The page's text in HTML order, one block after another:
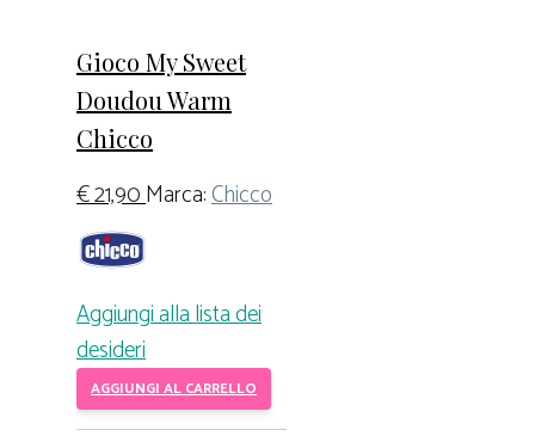
Gioco My Sweet
Doudou Warm
Chicco
€21,90Marca:Chicco
Aggiungi alla lista dei
desideri
AGGIUNGI AL CARRELLO